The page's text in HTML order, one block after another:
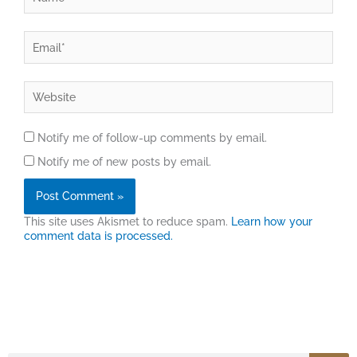
Notify me of follow-up comments by email.
Notify me of new posts by email.
This site uses Akismet to reduce spam. Learn how your
comment data is processed.